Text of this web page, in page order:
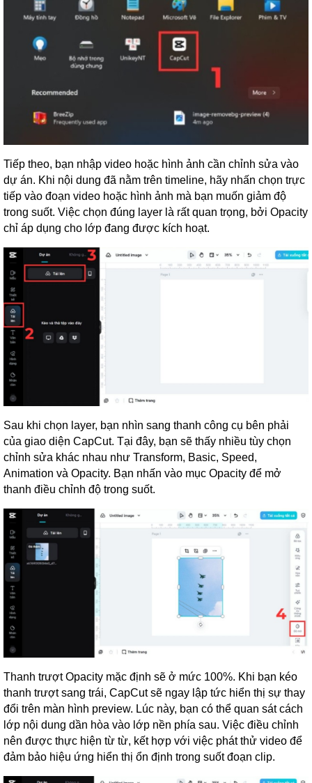
Tiếp theo, bạn nhập video hoặc hình ảnh cần chỉnh sửa vào
dự án. Khi nội dung đã nằm trên timeline, hãy nhấn chọn trực
tiếp vào đoạn video hoặc hình ảnh mà bạn muốn giảm độ
trong suốt. Việc chọn đúng layer là rất quan trọng, bởi Opacity
chỉ áp dụng cho lớp đang được kích hoạt.
Sau khi chọn layer, bạn nhìn sang thanh công cụ bên phải
của giao diện CapCut. Tại đây, bạn sẽ thấy nhiều tùy chọn
chỉnh sửa khác nhau như Transform, Basic, Speed,
Animation và Opacity. Bạn nhấn vào mục Opacity để mở
thanh điều chỉnh độ trong suốt.
Thanh trượt Opacity mặc định sẽ ở mức 100%. Khi bạn kéo
thanh trượt sang trái, CapCut sẽ ngay lập tức hiển thị sự thay
đổi trên màn hình preview. Lúc này, bạn có thể quan sát cách
lớp nội dung dần hòa vào lớp nền phía sau. Việc điều chỉnh
nên được thực hiện từ từ, kết hợp với việc phát thử video để
đảm bảo hiệu ứng hiển thị ổn định trong suốt đoạn clip.